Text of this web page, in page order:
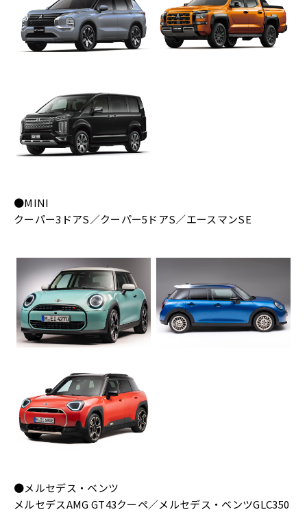
●MINI
クーパー3ドアS／クーパー5ドアS／エースマンSE
●メルセデス・ベンツ
メルセデスAMG GT43クーペ／メルセデス・ベンツGLC350